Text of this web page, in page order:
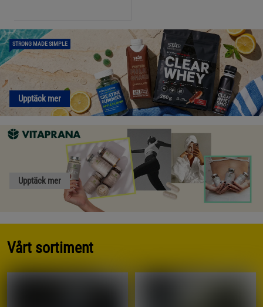
STRONG MADE SIMPLE
Upptäck mer
Upptäck mer
Vårt sortiment